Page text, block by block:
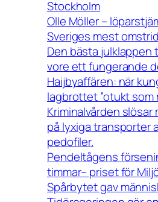
Stockholm
Olle Möller –
Sveriges mest
Den bästa julklappen
vore ett fungerande
Haijbyaffären: när
lagbrottet ”otukt som
Kriminalvården
på lyxiga transporter
pedofiler.
Pendeltågens
timmar– priset för
Spårbytet gav